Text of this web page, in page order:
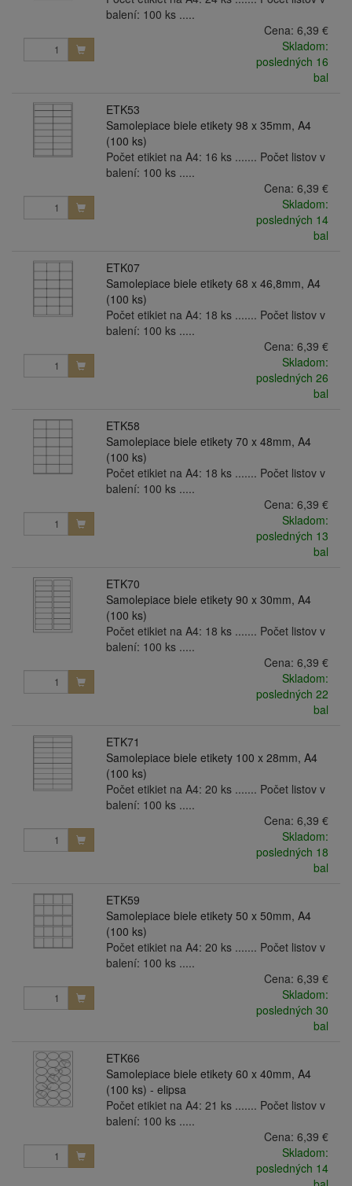
balení: 100 ks .....
Cena: 6,39 €
Skladom:
posledných 16
bal
ETK53
Samolepiace biele etikety 98 x 35mm, A4
(100 ks)
Počet etikiet na A4: 16 ks ....... Počet listov v
balení: 100 ks .....
Cena: 6,39 €
Skladom:
posledných 14
bal
ETK07
Samolepiace biele etikety 68 x 46,8mm, A4
(100 ks)
Počet etikiet na A4: 18 ks ....... Počet listov v
balení: 100 ks .....
Cena: 6,39 €
Skladom:
posledných 26
bal
ETK58
Samolepiace biele etikety 70 x 48mm, A4
(100 ks)
Počet etikiet na A4: 18 ks ....... Počet listov v
balení: 100 ks .....
Cena: 6,39 €
Skladom:
posledných 13
bal
ETK70
Samolepiace biele etikety 90 x 30mm, A4
(100 ks)
Počet etikiet na A4: 18 ks ....... Počet listov v
balení: 100 ks .....
Cena: 6,39 €
Skladom:
posledných 22
bal
ETK71
Samolepiace biele etikety 100 x 28mm, A4
(100 ks)
Počet etikiet na A4: 20 ks ....... Počet listov v
balení: 100 ks .....
Cena: 6,39 €
Skladom:
posledných 18
bal
ETK59
Samolepiace biele etikety 50 x 50mm, A4
(100 ks)
Počet etikiet na A4: 20 ks ....... Počet listov v
balení: 100 ks .....
Cena: 6,39 €
Skladom:
posledných 30
bal
ETK66
Samolepiace biele etikety 60 x 40mm, A4
(100 ks) - elipsa
Počet etikiet na A4: 21 ks ....... Počet listov v
balení: 100 ks .....
Cena: 6,39 €
Skladom:
posledných 14